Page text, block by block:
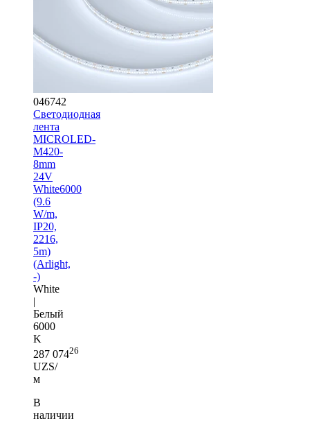
046742
Светодиодная
лента
MICROLED-
M420-
8mm
24V
White6000
(9.6
W/m,
IP20,
2216,
5m)
(Arlight,
-)
White
|
Белый
6000
K
287 07426
UZS/
м
В
наличии